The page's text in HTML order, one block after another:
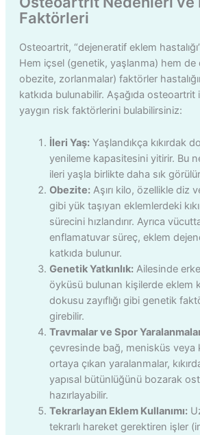
Faktörleri
Osteoartrit, “dejeneratif eklem
Hem içsel (genetik, yaşlanma) hem de
obezite, zorlanmalar) faktörler
katkıda bulunabilir. Aşağıda osteoartrit
yaygın risk faktörlerini bulabilirsiniz:
İleri Yaş:Yaşlandıkça kıkırdak
yenileme kapasitesini yitirir. Bu
ileri yaşla birlikte daha sık
Obezite:Aşırı kilo, özellikle diz
gibi yük taşıyan eklemlerdeki
sürecini hızlandırır. Ayrıca
enflamatuvar süreç, eklem
katkıda bulunur.
Genetik Yatkınlık:Ailesinde
öyküsü bulunan kişilerde eklem
dokusu zayıflığı gibi genetik
girebilir.
Travmalar ve Spor
çevresinde bağ, menisküs veya
ortaya çıkan yaralanmalar,
yapısal bütünlüğünü bozarak
hazırlayabilir.
Tekrarlayan Eklem Kullanımı:
tekrarlı hareket gerektiren işler